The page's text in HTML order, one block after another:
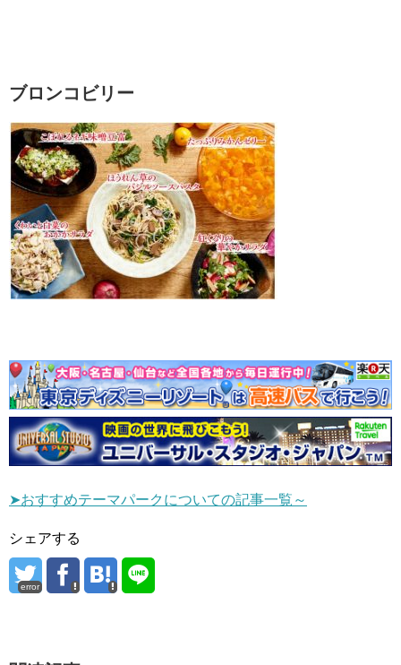
ブロンコビリー
➤おすすめテーマパークについての記事一覧～
シェアする
error